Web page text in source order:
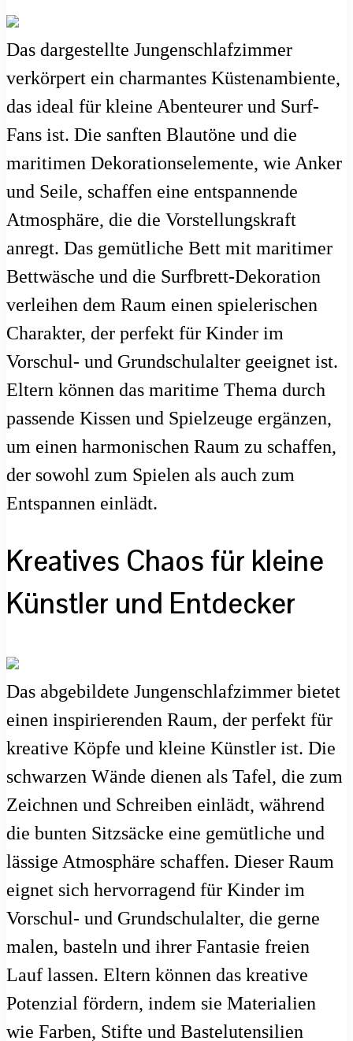
Das dargestellte Jungenschlafzimmer
verkörpert ein charmantes Küstenambiente,
das ideal für kleine Abenteurer und Surf-
Fans ist. Die sanften Blautöne und die
maritimen Dekorationselemente, wie Anker
und Seile, schaffen eine entspannende
Atmosphäre, die die Vorstellungskraft
anregt. Das gemütliche Bett mit maritimer
Bettwäsche und die Surfbrett-Dekoration
verleihen dem Raum einen spielerischen
Charakter, der perfekt für Kinder im
Vorschul- und Grundschulalter geeignet ist.
Eltern können das maritime Thema durch
passende Kissen und Spielzeuge ergänzen,
um einen harmonischen Raum zu schaffen,
der sowohl zum Spielen als auch zum
Entspannen einlädt.
Kreatives Chaos für kleine
Künstler und Entdecker
Das abgebildete Jungenschlafzimmer bietet
einen inspirierenden Raum, der perfekt für
kreative Köpfe und kleine Künstler ist. Die
schwarzen Wände dienen als Tafel, die zum
Zeichnen und Schreiben einlädt, während
die bunten Sitzsäcke eine gemütliche und
lässige Atmosphäre schaffen. Dieser Raum
eignet sich hervorragend für Kinder im
Vorschul- und Grundschulalter, die gerne
malen, basteln und ihrer Fantasie freien
Lauf lassen. Eltern können das kreative
Potenzial fördern, indem sie Materialien
wie Farben, Stifte und Bastelutensilien